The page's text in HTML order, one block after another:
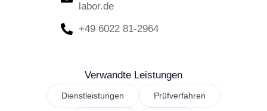
labor.de
+49 6022 81-2964
Verwandte Leistungen
Dienstleistungen Prüfverfahren